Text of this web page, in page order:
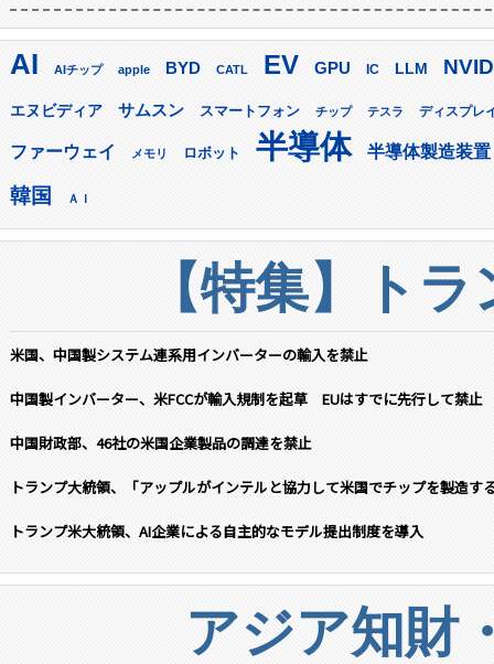
AI AIチップ apple BYD CATL EV GPU IC LLM
エヌビディア サムスン スマートフォン チップ テスラ ディスプレ
ファーウェイ メモリ ロボット 半導体 半導体製造装置
韓国 ＡＩ
【特集】ト
米国、中国製システム連系用インバーターの輸入を禁止
中国製インバーター、米FCCが輸入規制を起草 EUはすでに先行して禁止
中国財政部、46社の米国企業製品の調達を禁止
トランプ大統領、「アップルがインテルと協力して米国でチップを製造す
トランプ米大統領、AI企業による自主的なモデル提出制度を導入
アジア知財